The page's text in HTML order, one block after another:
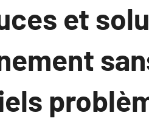
et